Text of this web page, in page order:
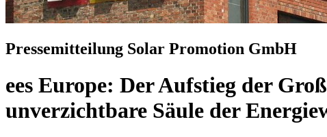
Pressemitteilung Solar Promotion GmbH
ees Europe: Der Aufstieg der
unverzichtbare Säule der